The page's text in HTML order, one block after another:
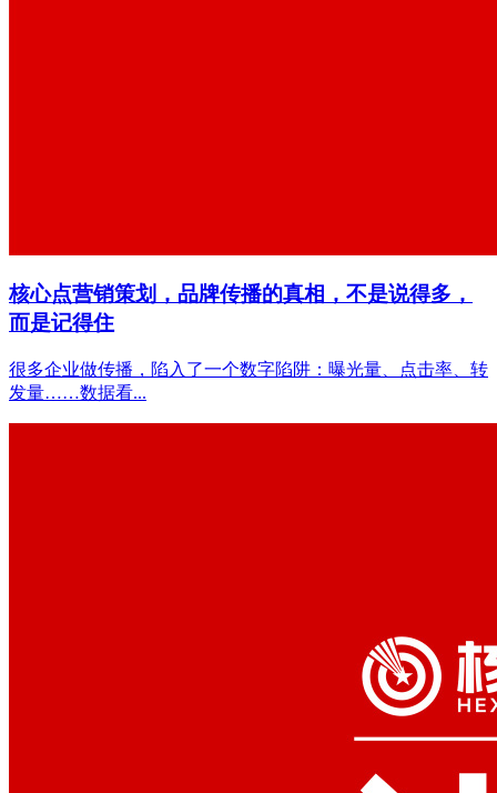
核心点营销策划，品牌传播的真相，不是说得多，
而是记得住
很多企业做传播，陷入了一个数字陷阱：曝光量、点击率、转
发量……数据看...